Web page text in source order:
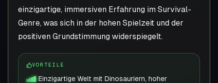
einzigartige, immersiven Erfahrung im Survival-
Genre, was sich in der hohen Spielzeit und der
positiven Grundstimmung widerspiegelt.
VORTEILE
Einzigartige Welt mit Dinosauriern, hoher